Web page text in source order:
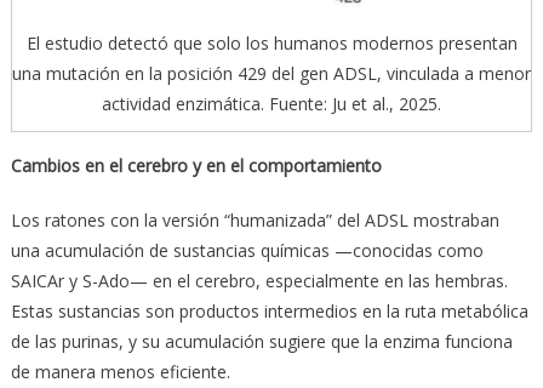
El estudio detectó que solo los humanos modernos presentan
una mutación en la posición 429 del gen ADSL, vinculada a menor
actividad enzimática. Fuente: Ju et al., 2025.
Cambios en el cerebro y en el comportamiento
Los ratones con la versión “humanizada” del ADSL mostraban
una acumulación de sustancias químicas —conocidas como
SAICAr y S-Ado— en el cerebro, especialmente en las hembras.
Estas sustancias son productos intermedios en la ruta metabólica
de las purinas, y su acumulación sugiere que la enzima funciona
de manera menos eficiente.